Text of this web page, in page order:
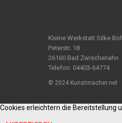
Kleine Werkstatt Silke
Peterstr. 18
26160 Bad Zwischenahn
Telefon: 04403-64774
© 2024 Kunstmacher.net
Cookies erleichtern die Bereitstellung